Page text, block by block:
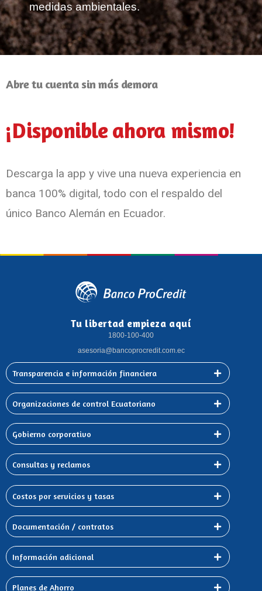
medidas ambientales.
Abre tu cuenta sin más demora
¡Disponible ahora mismo!
Descarga la app y vive una nueva experiencia en
banca 100% digital, todo con el respaldo del
único Banco Alemán en Ecuador.
Tu libertad empieza aquí
1800-100-400
asesoria@bancoprocredit.com.ec
Transparencia e información financiera
Organizaciones de control Ecuatoriano
Gobierno corporativo
Consultas y reclamos
Costos por servicios y tasas
Documentación / contratos
Información adicional
Planes de Ahorro